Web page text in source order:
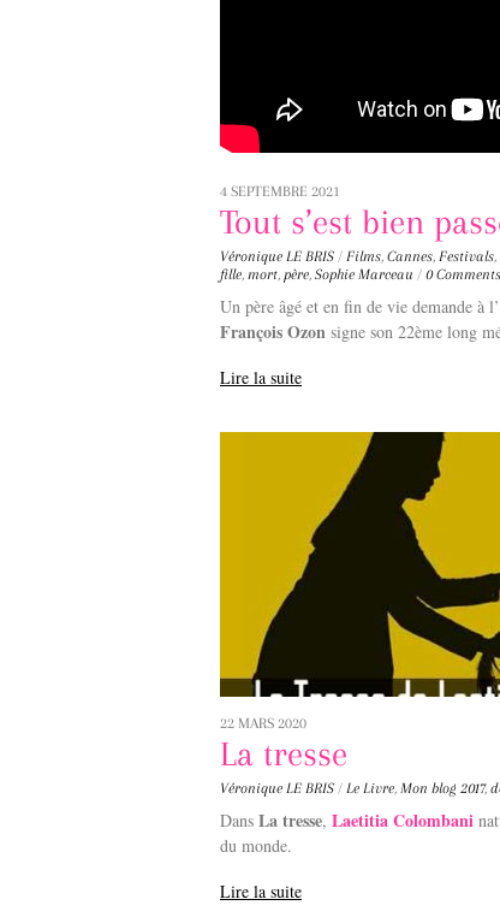
4 SEPTEMBRE 2021
Tout s’est bien
Véronique LE BRIS / Films, Cannes, Festivals,
fille, mort, père, Sophie Marceau / 0 Comments
Un père âgé et en fin de vie demande à
François Ozon signe son 22ème long
Lire la suite
22 MARS 2020
La tresse
Véronique LE BRIS / Le Livre, Mon blog 2017,
Dans La tresse, Laetitia Colombani
du monde.
Lire la suite